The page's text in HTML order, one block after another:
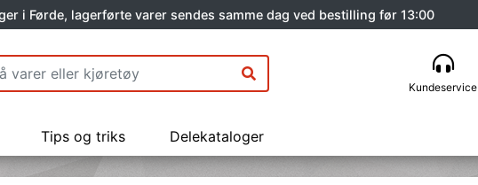
i Førde, lagerførte varer sendes samme dag ved bestilling før 13:00
Kundeservice
Tips og triks Delekataloger